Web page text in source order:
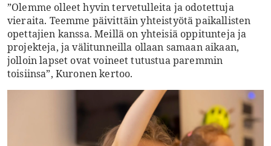
”Olemme olleet hyvin tervetulleita ja odotettuja
vieraita. Teemme päivittäin yhteistyötä paikallisten
opettajien kanssa. Meillä on yhteisiä oppitunteja ja
projekteja, ja välitunneilla ollaan samaan aikaan,
jolloin lapset ovat voineet tutustua paremmin
toisiinsa”, Kuronen kertoo.